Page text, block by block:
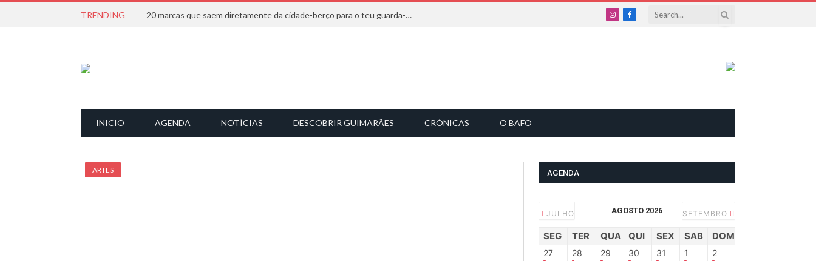
TRENDING 20 marcas que saem diretamente da cidade-berço para o teu guarda-roupa
InstagramFacebook
INICIO AGENDA NOTÍCIAS DESCOBRIR GUIMARÃES CRÓNICAS O BAFO
ARTES AGENDA
JULHO AGOSTO 2026 SETEMBRO
SEG TER QUA QUI SEX SAB DOM
27 28 29 30 31 1 2